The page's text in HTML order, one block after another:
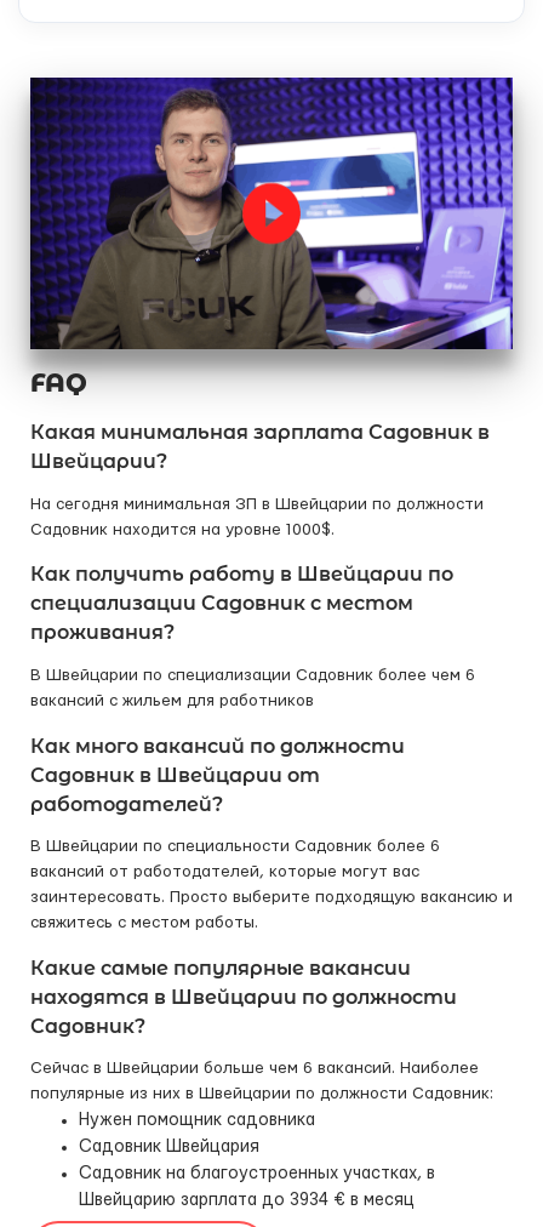
FAQ
Какая минимальная зарплата Садовник в
Швейцарии?
На сегодня минимальная ЗП в Швейцарии по должности
Садовник находится на уровне 1000$.
Как получить работу в Швейцарии по
специализации Садовник с местом
проживания?
В Швейцарии по специализации Садовник более чем 6
вакансий с жильем для работников
Как много вакансий по должности
Садовник в Швейцарии от
работодателей?
В Швейцарии по специальности Садовник более 6
вакансий от работодателей, которые могут вас
заинтересовать. Просто выберите подходящую вакансию и
свяжитесь с местом работы.
Какие самые популярные вакансии
находятся в Швейцарии по должности
Садовник?
Сейчас в Швейцарии больше чем 6 вакансий. Наиболее
популярные из них в Швейцарии по должности Садовник:
Нужен помощник садовника
Садовник Швейцария
Садовник на благоустроенных участках, в
Швейцарию зарплата до 3934 € в месяц